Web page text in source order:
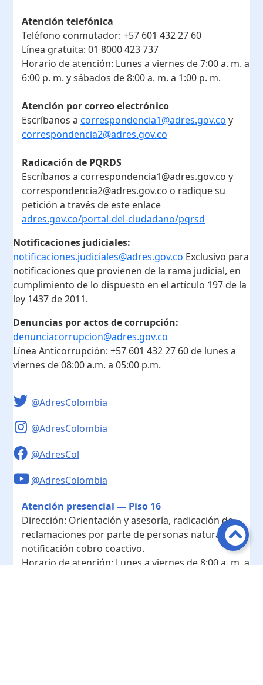
Atención telefónica
Teléfono conmutador: +57 601 432 27 60
Línea gratuita: 01 8000 423 737
Horario de atención: Lunes a viernes de 7:00 a. m. a
6:00 p. m. y sábados de 8:00 a. m. a 1:00 p. m.
Atención por correo electrónico
Escríbanos a correspondencia1@adres.gov.co y
correspondencia2@adres.gov.co
Radicación de PQRDS
Escríbanos a correspondencia1@adres.gov.co y
correspondencia2@adres.gov.co o radique su
petición a través de este enlace
adres.gov.co/portal-del-ciudadano/pqrsd
Notificaciones judiciales:
notificaciones.judiciales@adres.gov.co Exclusivo para
notificaciones que provienen de la rama judicial, en
cumplimiento de lo dispuesto en el artículo 197 de la
ley 1437 de 2011.
Denuncias por actos de corrupción:
denunciacorrupcion@adres.gov.co
Línea Anticorrupción: +57 601 432 27 60 de lunes a
viernes de 08:00 a.m. a 05:00 p.m.
@AdresColombia
@AdresColombia
@AdresCol
@AdresColombia
Atención presencial — Piso 16
Dirección: Orientación y asesoría, radicación de
reclamaciones por parte de personas naturales y
notificación cobro coactivo.
Horario de atención: Lunes a viernes de 8:00 a. m. a